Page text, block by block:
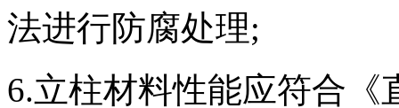
法进行防腐处理;
6.立柱材料性能应符合《